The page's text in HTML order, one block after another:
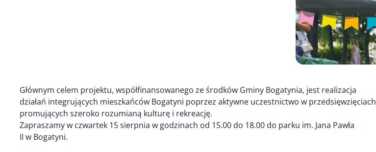
Głównym celem projektu, współfinansowanego ze środków Gminy Bogatynia, jest realizacja
działań integrujących mieszkańców Bogatyni poprzez aktywne uczestnictwo w przedsięwzięciach
promujących szeroko rozumianą kulturę i rekreację.
Zapraszamy w czwartek 15 sierpnia w godzinach od 15.00 do 18.00 do parku im. Jana Pawła
II w Bogatyni.